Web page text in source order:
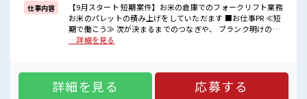
■職場の雰囲気
『少人数』だからコミュニケーションも取りやすい？
仕事の合間の息抜きは休憩室で♪
残業はほとんどありません！
仕事内容
【9月スタート 短期案件】お米の倉庫でのフォークリフト業務
お米のパレットの積み上げをしていただます ■お仕事PR ≪短
期で働こう≫ 次が決まるまでのつなぎや、 ブランク明けの肩
慣らしにも最適！ ≪経験者優遇≫ これまでの経験を活かしま
することもありますが、 残業はほとんどナシ！ ≪自分に向い
ている仕事が探せる≫ 困った事などがあれば、 担当がしっか
りサポートします！ ■職場の雰囲気 『少人数』だからコミュ
…詳細を見る
詳細を見る 応募する